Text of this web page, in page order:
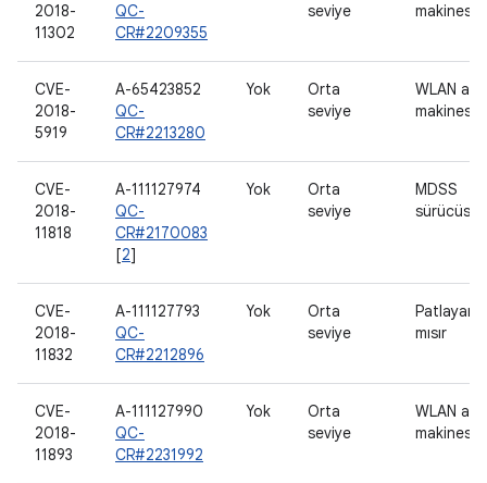
2018-
11302
QC-
CR#2209355
seviye
makinesi
CVE-
2018-
5919
A-65423852
QC-
CR#2213280
Yok
Orta
seviye
WLAN ana
makinesi
CVE-
2018-
11818
A-111127974
QC-
CR#2170083
[2]
Yok
Orta
seviye
MDSS
sürücüsü
CVE-
2018-
11832
A-111127793
QC-
CR#2212896
Yok
Orta
seviye
Patlayan
mısır
CVE-
2018-
11893
A-111127990
QC-
CR#2231992
Yok
Orta
seviye
WLAN ana
makinesi